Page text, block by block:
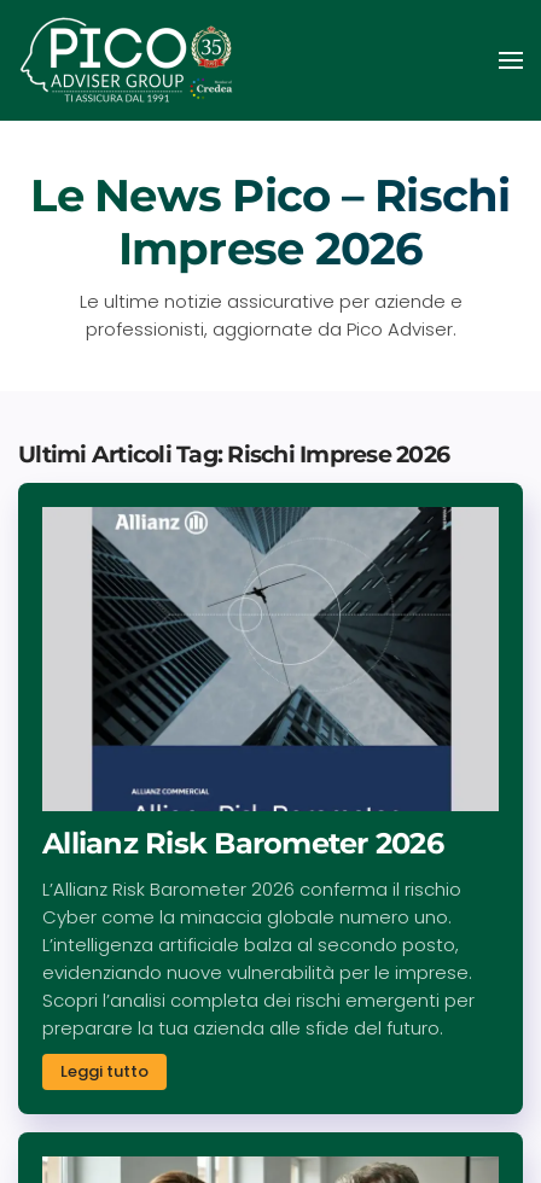
Passa
al
contenuto
Le News Pico – Rischi
Imprese 2026
Le ultime notizie assicurative per aziende e
professionisti, aggiornate da Pico Adviser.
Ultimi Articoli Tag: Rischi Imprese 2026
Allianz Risk Barometer 2026
L’Allianz Risk Barometer 2026 conferma il rischio
Cyber come la minaccia globale numero uno.
L’intelligenza artificiale balza al secondo posto,
evidenziando nuove vulnerabilità per le imprese.
Scopri l’analisi completa dei rischi emergenti per
preparare la tua azienda alle sfide del futuro.
Leggi tutto